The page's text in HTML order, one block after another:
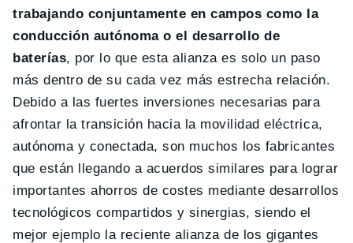
trabajando conjuntamente en campos como la
conducción autónoma o el desarrollo de
baterías, por lo que esta alianza es solo un paso
más dentro de su cada vez más estrecha relación.
Debido a las fuertes inversiones necesarias para
afrontar la transición hacia la movilidad eléctrica,
autónoma y conectada, son muchos los fabricantes
que están llegando a acuerdos similares para lograr
importantes ahorros de costes mediante desarrollos
tecnológicos compartidos y sinergias, siendo el
mejor ejemplo la reciente alianza de los gigantes